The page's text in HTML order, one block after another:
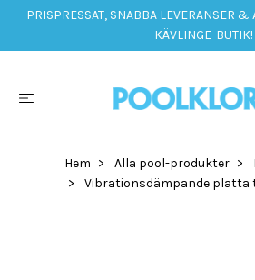
PRISPRESSAT, SNABBA LEVERANSER &
KÄVLINGE-BUTIK!
Hem Alla pool-produkter
Vibrationsdämpande platta